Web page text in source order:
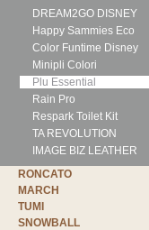
DREAM2GO DISNEY
Happy Sammies Eco
Color Funtime Disney
Minipli Colori
Plu Essential
Rain Pro
Respark Toilet Kit
TA REVOLUTION
IMAGE BIZ LEATHER
RONCATO
MARCH
TUMI
SNOWBALL